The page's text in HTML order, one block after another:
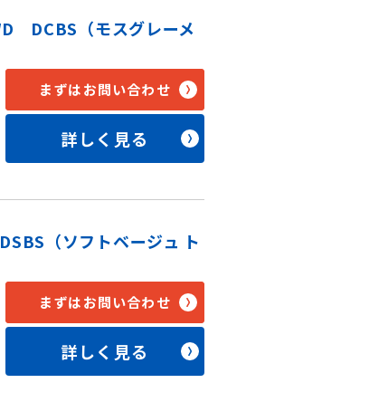
DCBS（モスグレーメ
まずはお問い合わせ
詳しく見る
（ソフトベージュ ト
まずはお問い合わせ
詳しく見る